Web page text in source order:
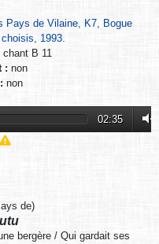
Pays de Vilaine, K7, Bogue
1993.
chant B 11
: non
non
02:35
de)
bergère / Qui gardait ses